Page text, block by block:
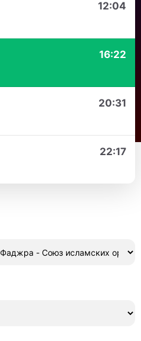
12:04
16:22
20:31
22:17